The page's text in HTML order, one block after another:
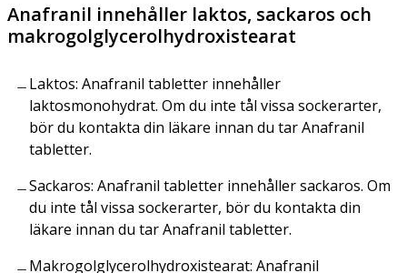
Anafranil innehåller laktos, sackaros och
makrogolglycerolhydroxistearat
Laktos: Anafranil tabletter innehåller
laktosmonohydrat. Om du inte tål vissa sockerarter,
bör du kontakta din läkare innan du tar Anafranil
tabletter.
Sackaros: Anafranil tabletter innehåller sackaros. Om
du inte tål vissa sockerarter, bör du kontakta din
läkare innan du tar Anafranil tabletter.
Makrogolglycerolhydroxistearat: Anafranil